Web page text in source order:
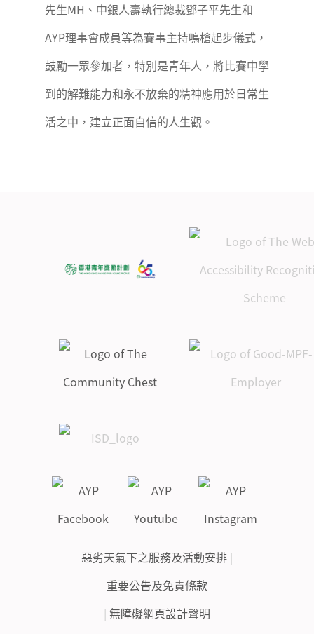
先生MH、中銀人壽執行總裁鄧子平先生和
AYP理事會成員等為賽事主持鳴槍起步儀式，
鼓勵一眾參加者，特別是青年人，將比賽中學
到的解難能力和永不放棄的精神應用於日常生
活之中，建立正面自信的人生觀。
惡劣天氣下之服務及活動安排 |
重要公告及免責條款
| 無障礙網頁設計聲明